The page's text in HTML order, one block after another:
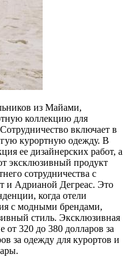
из Майами,
коллекцию для
включает в
курортную одежду. В
ее дизайнерских работ, а
эксклюзивный продукт
сотрудничества с
и Адрианой Дегреас. Это
когда отели
с модными брендами,
стиль. Эксклюзивная
от 320 до 380 долларов за
за одежду для курортов и